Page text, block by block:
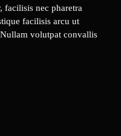
nec pharetra
facilisis arcu ut
volutpat convallis